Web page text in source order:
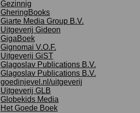
Gezinnig
GheringBooks
Giarte Media Group B.V.
Uitgeverij Gideon
GigaBoek
Gignomai V.O.F.
Uitgeverij GiST
Glagoslav Publications B.V.
Glagoslav Publications B.V.
goedinjevel.nl/uitgeverij
Uitgeverij GLB
Globekids Media
Het Goede Boek